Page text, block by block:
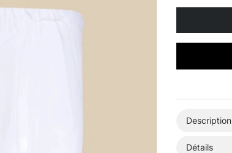
Description
Détails